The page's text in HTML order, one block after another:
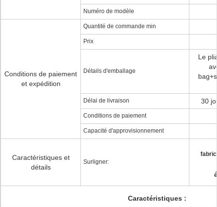
Numéro de modèle
Conditions de paiement
et expédition
Quantité de commande min
Prix
Détails d'emballage
Le
Délai de livraison 30
Conditions de paiement
Capacité d'approvisionnement
Caractéristiques et
détails
Surligner:
Caractéristiques :